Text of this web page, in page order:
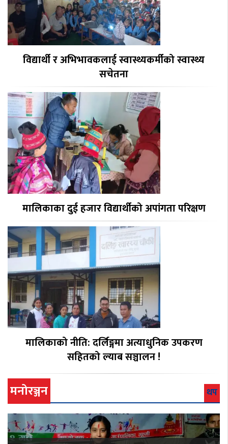
विद्यार्थी र अभिभावकलाई स्वास्थ्यकर्मीको स्वास्थ्य
सचेतना
मालिकाका दुई हजार विद्यार्थीको अपांगता परिक्षण
मालिकाको नीति: दर्लिङ्गमा अत्याधुनिक उपकरण
सहितको ल्याब सञ्चालन !
मनोरञ्जन थप